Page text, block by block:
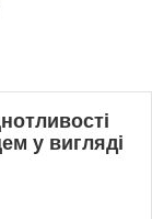
у вигляді